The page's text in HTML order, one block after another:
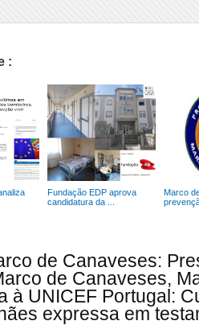
:
Fundação EDP aprova
candidatura da ...
Marco
de Canaveses:
de Canaveses,
à UNICEF Portugal:
expressa em